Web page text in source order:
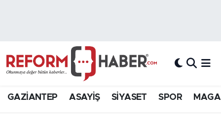
GAZİANTEP ASAYİŞ SİYASET SPOR
Hava Durumu
Süper Lig Puan Durumu ve Fikstür